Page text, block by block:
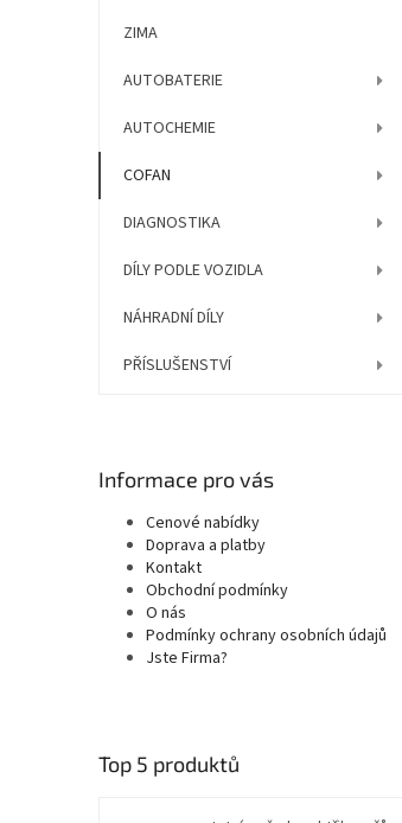
ZIMA
AUTOBATERIE
AUTOCHEMIE
COFAN
DIAGNOSTIKA
DÍLY PODLE VOZIDLA
NÁHRADNÍ DÍLY
PŘÍSLUŠENSTVÍ
Informace pro vás
Cenové nabídky
Doprava a platby
Kontakt
Obchodní podmínky
O nás
Podmínky ochrany osobních údajů
Jste Firma?
Top 5 produktů